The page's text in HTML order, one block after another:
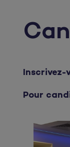
Inscrivez-
Pour